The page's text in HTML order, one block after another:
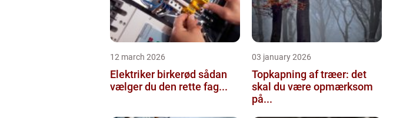
12 march 2026
Elektriker birkerød sådan
vælger du den rette fag...
03 january 2026
Topkapning af træer: det
skal du være opmærksom
på...